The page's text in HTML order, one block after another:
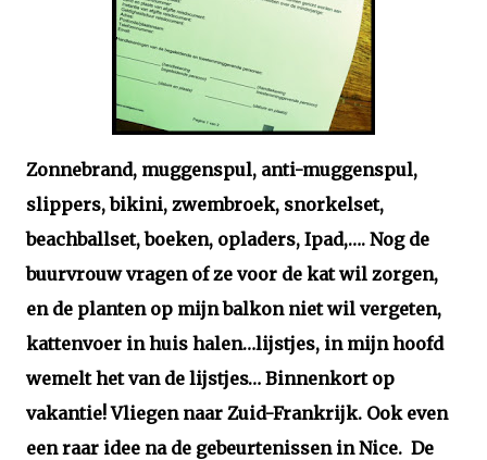
Zonnebrand, muggenspul, anti-muggenspul,
slippers, bikini, zwembroek, snorkelset,
beachballset, boeken, opladers, Ipad,…. Nog de
buurvrouw vragen of ze voor de kat wil zorgen,
en de planten op mijn balkon niet wil vergeten,
kattenvoer in huis halen…lijstjes, in mijn hoofd
wemelt het van de lijstjes… Binnenkort op
vakantie! Vliegen naar Zuid-Frankrijk. Ook even
een raar idee na de gebeurtenissen in Nice. De